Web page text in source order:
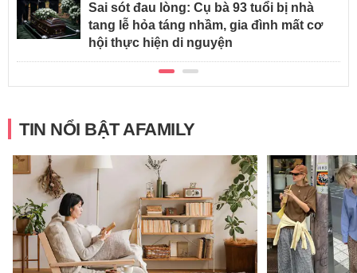
Sai sót đau lòng: Cụ bà 93 tuổi bị nhà
tang lễ hỏa táng nhầm, gia đình mất cơ
hội thực hiện di nguyện
TIN NỔI BẬT AFAMILY